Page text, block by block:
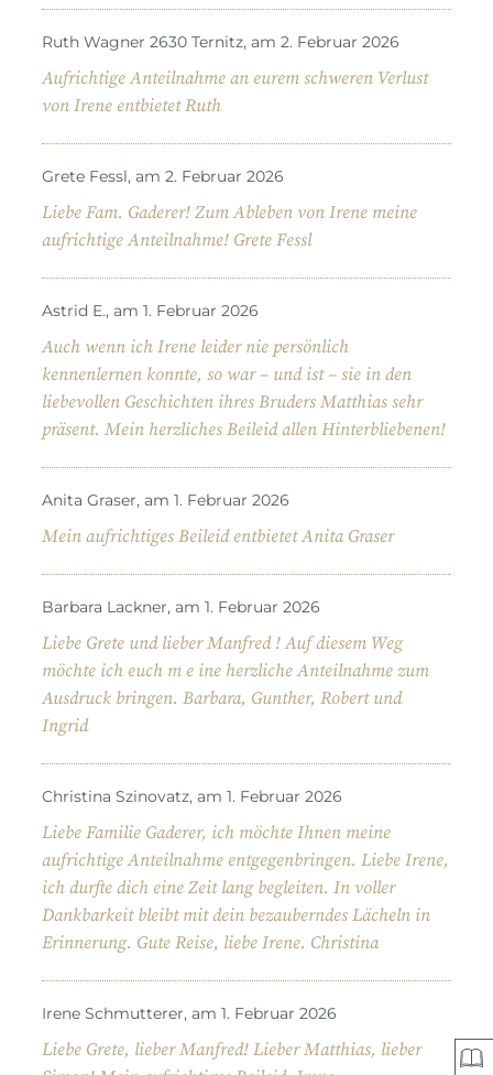
Ruth Wagner 2630 Ternitz, am 2. Februar 2026
Aufrichtige Anteilnahme an eurem schweren Verlust
von Irene entbietet Ruth
Grete Fessl, am 2. Februar 2026
Liebe Fam. Gaderer! Zum Ableben von Irene meine
aufrichtige Anteilnahme! Grete Fessl
Astrid E., am 1. Februar 2026
Auch wenn ich Irene leider nie persönlich
kennenlernen konnte, so war – und ist – sie in den
liebevollen Geschichten ihres Bruders Matthias sehr
präsent. Mein herzliches Beileid allen Hinterbliebenen!
Anita Graser, am 1. Februar 2026
Mein aufrichtiges Beileid entbietet Anita Graser
Barbara Lackner, am 1. Februar 2026
Liebe Grete und lieber Manfred ! Auf diesem Weg
möchte ich euch m e ine herzliche Anteilnahme zum
Ausdruck bringen. Barbara, Gunther, Robert und
Ingrid
Christina Szinovatz, am 1. Februar 2026
Liebe Familie Gaderer, ich möchte Ihnen meine
aufrichtige Anteilnahme entgegenbringen. Liebe Irene,
ich durfte dich eine Zeit lang begleiten. In voller
Dankbarkeit bleibt mit dein bezauberndes Lächeln in
Erinnerung. Gute Reise, liebe Irene. Christina
Irene Schmutterer, am 1. Februar 2026
Liebe Grete, lieber Manfred! Lieber Matthias, lieber